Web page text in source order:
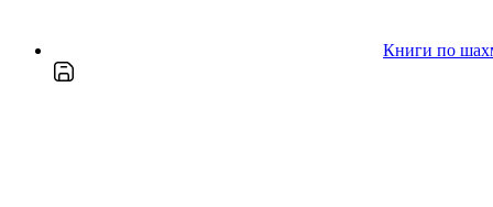
Книги по